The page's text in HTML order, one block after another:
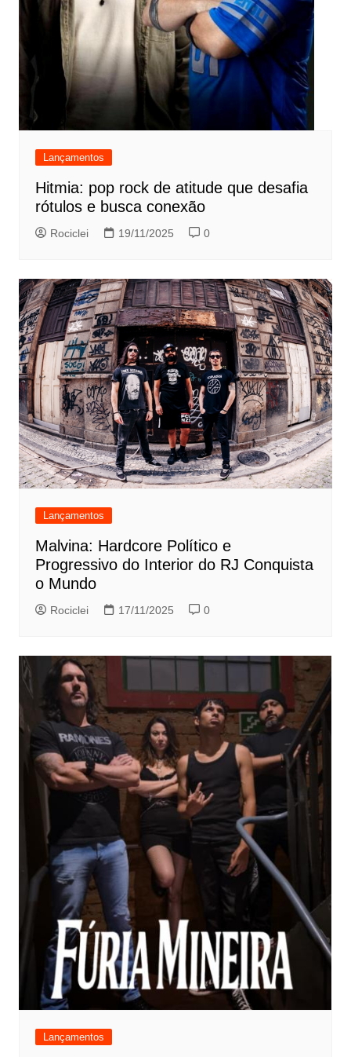
Lançamentos
Hitmia: pop rock de atitude que desafia
rótulos e busca conexão
Rociclei 19/11/2025 0
Lançamentos
Malvina: Hardcore Político e
Progressivo do Interior do RJ Conquista
o Mundo
Rociclei 17/11/2025 0
Lançamentos